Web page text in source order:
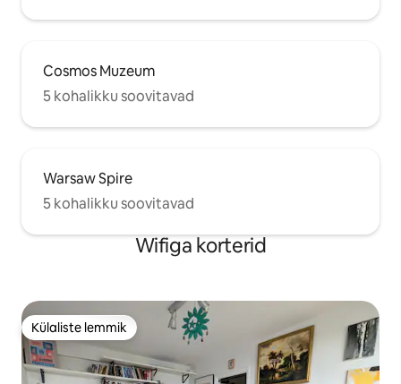
Cosmos Muzeum
5 kohalikku soovitavad
Warsaw Spire
5 kohalikku soovitavad
Wifiga korterid
Külaliste lemmik
Külaliste lemmik